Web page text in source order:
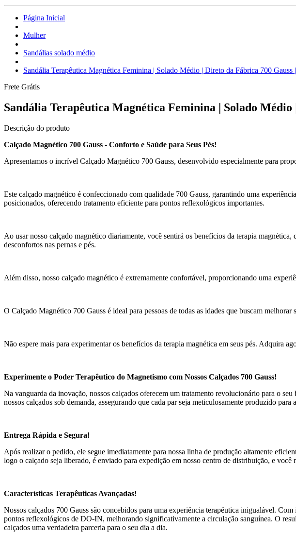
Página Inicial
Mulher
Sandálias solado médio
Sandália Terapêutica Magnética Feminina | Solado Médio | Direto da Fábrica 700 Gauss
Frete Grátis
Sandália Terapêutica Magnética Feminina | Solado Médio
Descrição do produto
Calçado Magnético 700 Gauss - Conforto e Saúde para Seus Pés!
Apresentamos o incrível Calçado Magnético 700 Gauss, desenvolvido especialmente para
Este calçado magnético é confeccionado com qualidade 700 Gauss, garantindo uma
posicionados, oferecendo tratamento eficiente para pontos reflexológicos importantes.
Ao usar nosso calçado magnético diariamente, você sentirá os benefícios da terapia
desconfortos nas pernas e pés.
Além disso, nosso calçado magnético é extremamente confortável, proporcionando uma
O Calçado Magnético 700 Gauss é ideal para pessoas de todas as idades que buscam
Não espere mais para experimentar os benefícios da terapia magnética em seus pés. Adquira
Experimente o Poder Terapêutico do Magnetismo com Nossos Calçados 700 Gauss!
Na vanguarda da inovação, nossos calçados oferecem um tratamento revolucionário para o
nossos calçados sob demanda, assegurando que cada par seja meticulosamente produzido para
Entrega Rápida e Segura!
Após realizar o pedido, ele segue imediatamente para nossa linha de produção altamente
logo o calçado seja liberado, é enviado para expedição em nosso centro de distribuição, e
Características Terapêuticas Avançadas!
Nossos calçados 700 Gauss são concebidos para uma experiência terapêutica inigualável.
pontos reflexológicos de DO-IN, melhorando significativamente a circulação sanguínea. O
calçados uma verdadeira parceria para o seu dia a dia.